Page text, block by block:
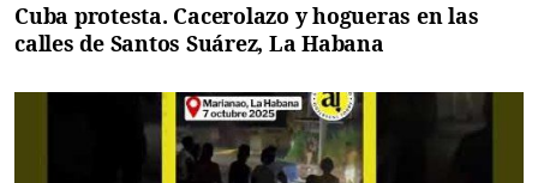
Cuba protesta. Cacerolazo y hogueras en las
calles de Santos Suárez, La Habana